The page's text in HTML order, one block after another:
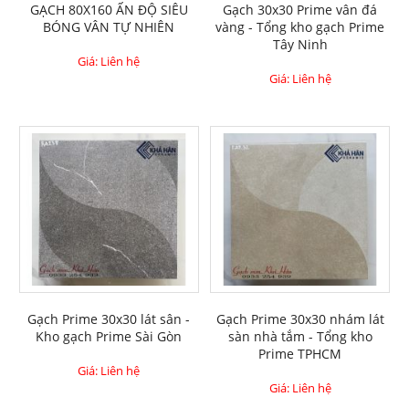
GẠCH 80X160 ẤN ĐỘ SIÊU
BÓNG VÂN TỰ NHIÊN
Giá: Liên hệ
Gạch 30x30 Prime vân đá
vàng - Tổng kho gạch Prime
Tây Ninh
Giá: Liên hệ
Gạch Prime 30x30 lát sân -
Kho gạch Prime Sài Gòn
Giá: Liên hệ
Gạch Prime 30x30 nhám lát
sàn nhà tắm - Tổng kho
Prime TPHCM
Giá: Liên hệ